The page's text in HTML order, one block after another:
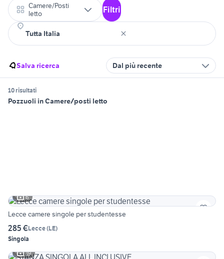
Camere/Posti
letto
Filtri
Salva ricerca Dal più recente
10 risultati
Pozzuoli in Camere/posti letto
6
Lecce camere singole per studentesse
285 €Lecce(LE)
Singola
19